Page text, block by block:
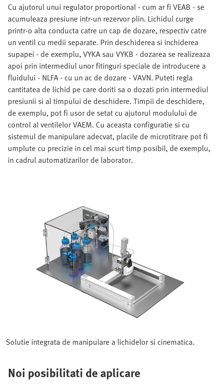
Cu ajutorul unui regulator proportional - cum ar fi VEAB - se
acumuleaza presiune intr-un rezervor plin. Lichidul curge
printr-o alta conducta catre un cap de dozare, respectiv catre
un ventil cu medii separate. Prin deschiderea si inchiderea
supapei - de exemplu, VYKA sau VYKB - dozarea se realizeaza
apoi prin intermediul unor fitinguri speciale de introducere a
fluidului - NLFA - cu un ac de dozare - VAVN. Puteti regla
cantitatea de lichid pe care doriti sa o dozati prin intermediul
presiunii si al timpului de deschidere. Timpii de deschidere,
de exemplu, pot fi usor de setat cu ajutorul modulului de
control al ventilelor VAEM. Cu aceasta configuratie si cu
sistemul de manipulare adecvat, placile de microtitrare pot fi
umplute cu precizie in cel mai scurt timp posibil, de exemplu,
in cadrul automatizarilor de laborator.
Solutie integrata de manipulare a lichidelor si cinematica.
Noi posibilitati de aplicare